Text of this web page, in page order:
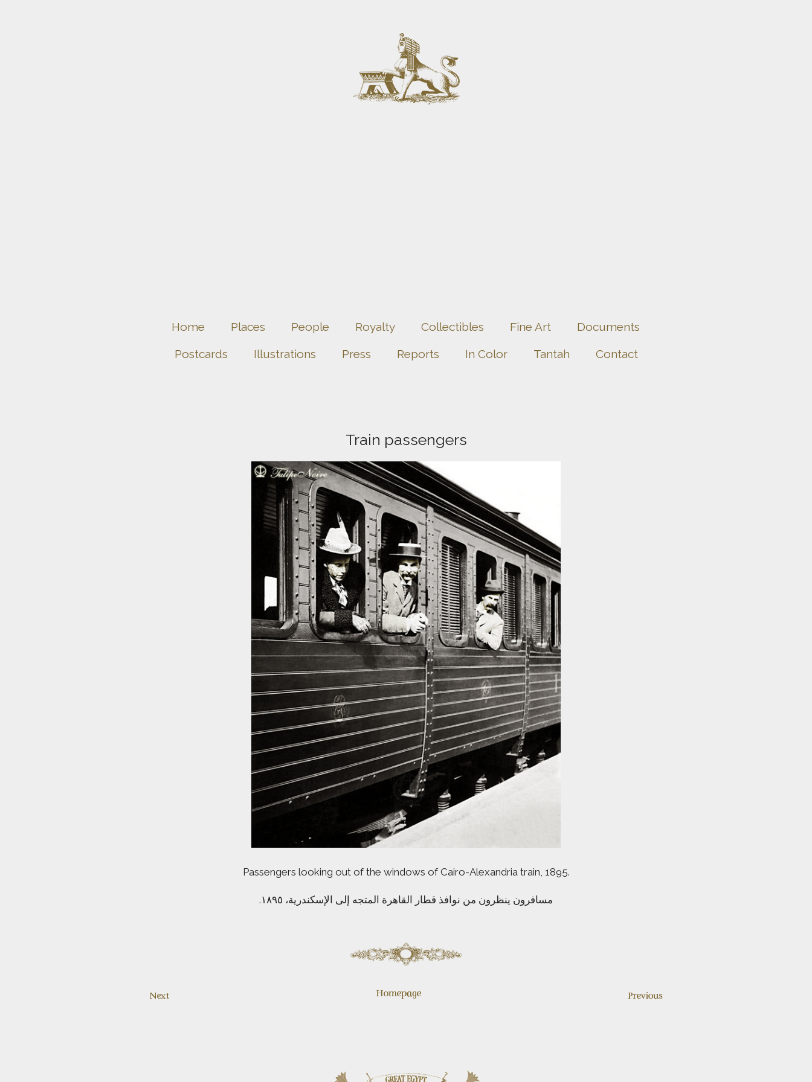
Home Places People Royalty Collectibles Fine Art Documents
Postcards Illustrations Press Reports In Color Tantah Contact
Train passengers
Passengers looking out of the windows of Cairo-Alexandria train, 1895.
مسافرون ينظرون من نوافذ قطار القاهرة المتجه إلى الإسكندرية، ١٨٩٥.